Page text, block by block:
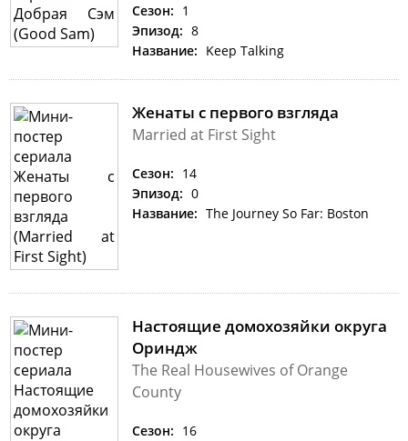
Сезон: 1
Эпизод: 8
Название: Keep Talking
Женаты с первого взгляда
Married at First Sight
Сезон: 14
Эпизод: 0
Название: The Journey So Far: Boston
Настоящие домохозяйки округа
Ориндж
The Real Housewives of Orange
County
Сезон: 16